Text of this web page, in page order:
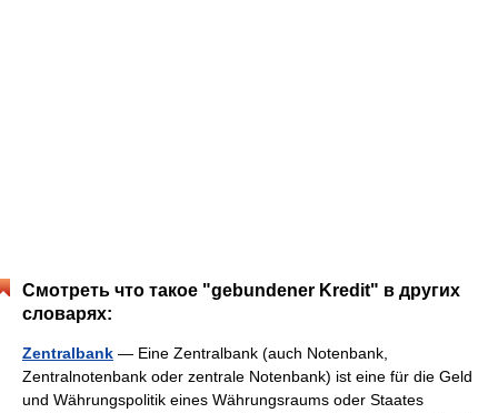
Смотреть что такое "gebundener Kredit" в других
словарях:
Zentralbank — Eine Zentralbank (auch Notenbank,
Zentralnotenbank oder zentrale Notenbank) ist eine für die Geld
und Währungspolitik eines Währungsraums oder Staates